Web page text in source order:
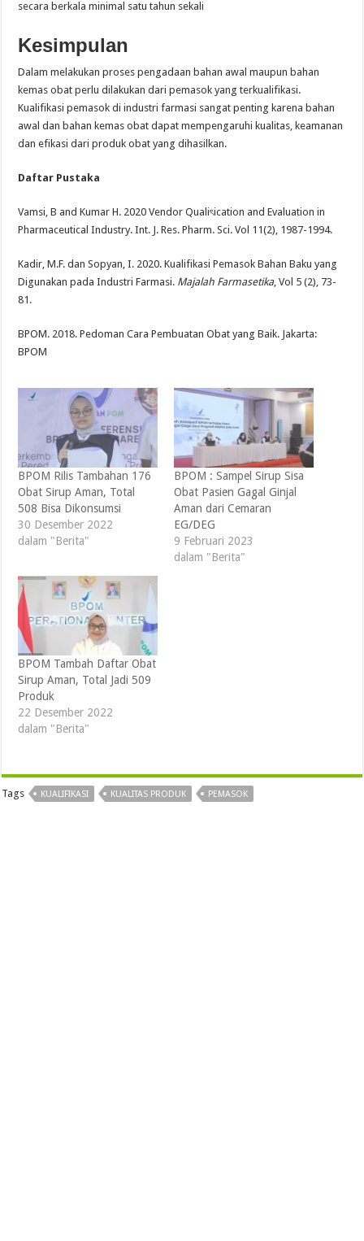
secara berkala minimal satu tahun sekali
Kesimpulan
Dalam melakukan proses pengadaan bahan awal maupun bahan
kemas obat perlu dilakukan dari pemasok yang terkualifikasi.
Kualifikasi pemasok di industri farmasi sangat penting karena bahan
awal dan bahan kemas obat dapat mempengaruhi kualitas, keamanan
dan efikasi dari produk obat yang dihasilkan.
Daftar Pustaka
Vamsi, B and Kumar H. 2020 Vendor Qualiৎication and Evaluation in
Pharmaceutical Industry. Int. J. Res. Pharm. Sci. Vol 11(2), 1987-1994.
Kadir, M.F. dan Sopyan, I. 2020. Kualifikasi Pemasok Bahan Baku yang
Digunakan pada Industri Farmasi. Majalah Farmasetika, Vol 5 (2), 73-
81.
BPOM. 2018. Pedoman Cara Pembuatan Obat yang Baik. Jakarta:
BPOM
BPOM Rilis Tambahan 176
Obat Sirup Aman, Total
508 Bisa Dikonsumsi
30 Desember 2022
dalam "Berita"
BPOM : Sampel Sirup Sisa
Obat Pasien Gagal Ginjal
Aman dari Cemaran
EG/DEG
9 Februari 2023
dalam "Berita"
BPOM Tambah Daftar Obat
Sirup Aman, Total Jadi 509
Produk
22 Desember 2022
dalam "Berita"
Tags KUALIFIKASI KUALITAS PRODUK PEMASOK